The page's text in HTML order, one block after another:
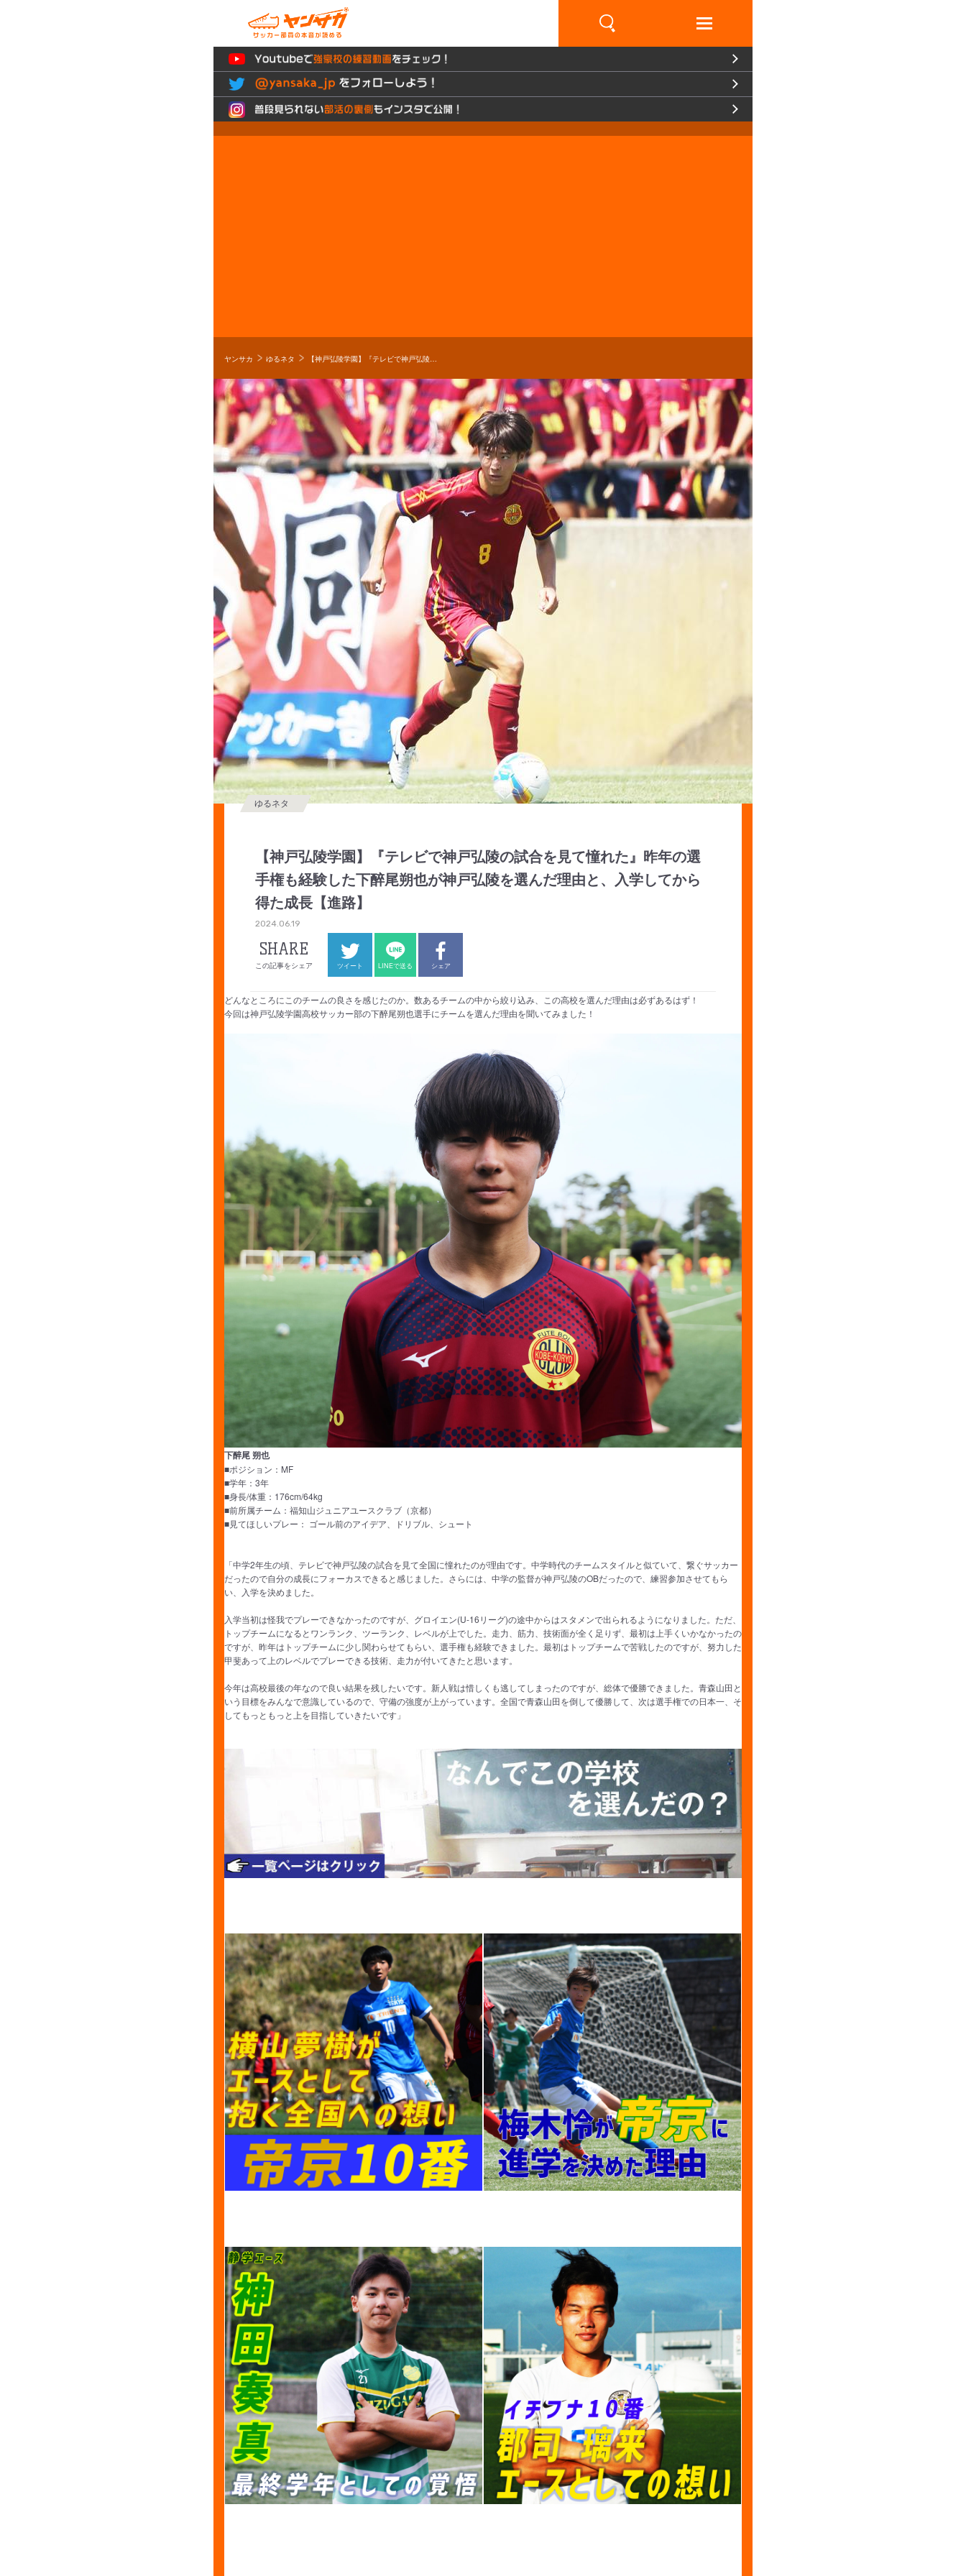
ヤンサカ ゆるネタ 【神戸弘陵学園】『テレビで神戸弘陵の試合を見て憧れた』昨年の選手権も経験した下醉尾朔也が神戸弘陵を選んだ理由と、入学してから得た成長【進路】
【神戸弘陵学園】『テレビで神戸弘陵の試合を見て憧れた』昨年の選
手権も経験した下醉尾朔也が神戸弘陵を選んだ理由と、入学してから
得た成長【進路】
ゆるネタ
2024.06.19
SHARE
この記事をシェア ツイート LINEで送る シェア
どんなところにこのチームの良さを感じたのか。数あるチームの中から絞り込み、この高校を選んだ理由は必ずあるはず！
今回は神戸弘陵学園高校サッカー部の下醉尾朔也選手にチームを選んだ理由を聞いてみました！
下醉尾 朔也
■ポジション：MF
■学年：3年
■身長/体重：176cm/64kg
■前所属チーム：福知山ジュニアユースクラブ（京都）
■見てほしいプレー： ゴール前のアイデア、ドリブル、シュート
「中学2年生の頃、テレビで神戸弘陵の試合を見て全国に憧れたのが理由です。中学時代のチームスタイルと似ていて、繋ぐサッカー
だったので自分の成長にフォーカスできると感じました。さらには、中学の監督が神戸弘陵のOBだったので、練習参加させてもら
い、入学を決めました。
入学当初は怪我でプレーできなかったのですが、グロイエン(U-16リーグ)の途中からはスタメンで出られるようになりました。ただ、
トップチームになるとワンランク、ツーランク、レベルが上でした。走力、筋力、技術面が全く足りず、最初は上手くいかなかったの
ですが、昨年はトップチームに少し関わらせてもらい、選手権も経験できました。最初はトップチームで苦戦したのですが、努力した
甲斐あって上のレベルでプレーできる技術、走力が付いてきたと思います。
今年は高校最後の年なので良い結果を残したいです。新人戦は惜しくも逃してしまったのですが、総体で優勝できました。青森山田と
いう目標をみんなで意識しているので、守備の強度が上がっています。全国で青森山田を倒して優勝して、次は選手権での日本一、そ
してもっともっと上を目指していきたいです」